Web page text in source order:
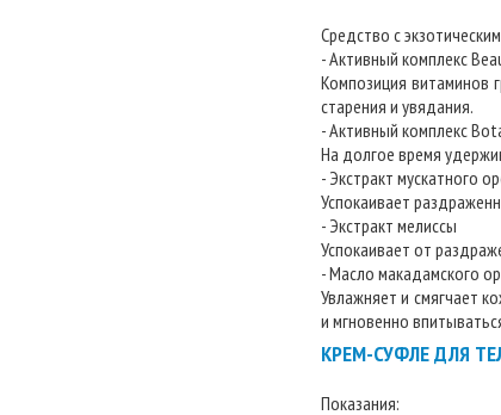
Средство с
- Активный комплекс
Композиция витаминов
старения и увядания.
- Активный комплекс
На долгое время
- Экстракт мускатного
Успокаивает
- Экстракт мелиссы
Успокаивает от
- Масло макадамского
Увлажняет и смягчает
и мгновенно
КРЕМ-СУФЛЕ ДЛЯ
Показания: